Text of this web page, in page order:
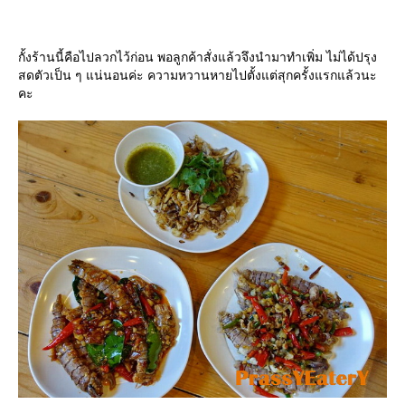
กั้งร้านนี้คือไปลวกไว้ก่อน พอลูกค้าสั่งแล้วจึงนำมาทำเพิ่ม ไม่ได้ปรุง
สดตัวเป็น ๆ แน่นอนค่ะ ความหวานหายไปตั้งแต่สุกครั้งแรกแล้วนะ
คะ